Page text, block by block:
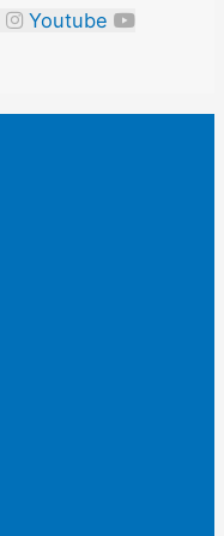
Youtube